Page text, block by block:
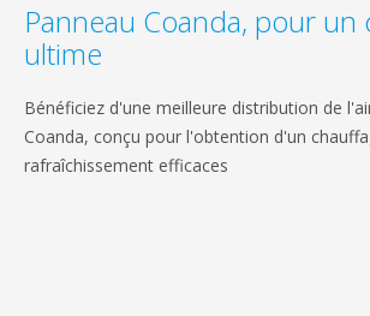
Panneau Coanda, pour
ultime
Bénéficiez d'une meilleure distribution de
Coanda, conçu pour l'obtention d'un
rafraîchissement efficaces